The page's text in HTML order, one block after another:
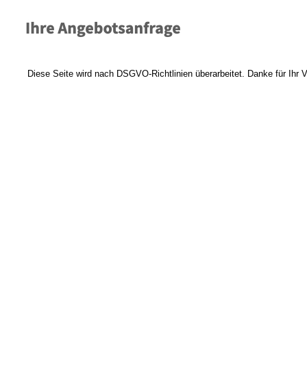
Diese Seite wird nach DSGVO-Richtlinien überarbeitet. Danke für Ihr